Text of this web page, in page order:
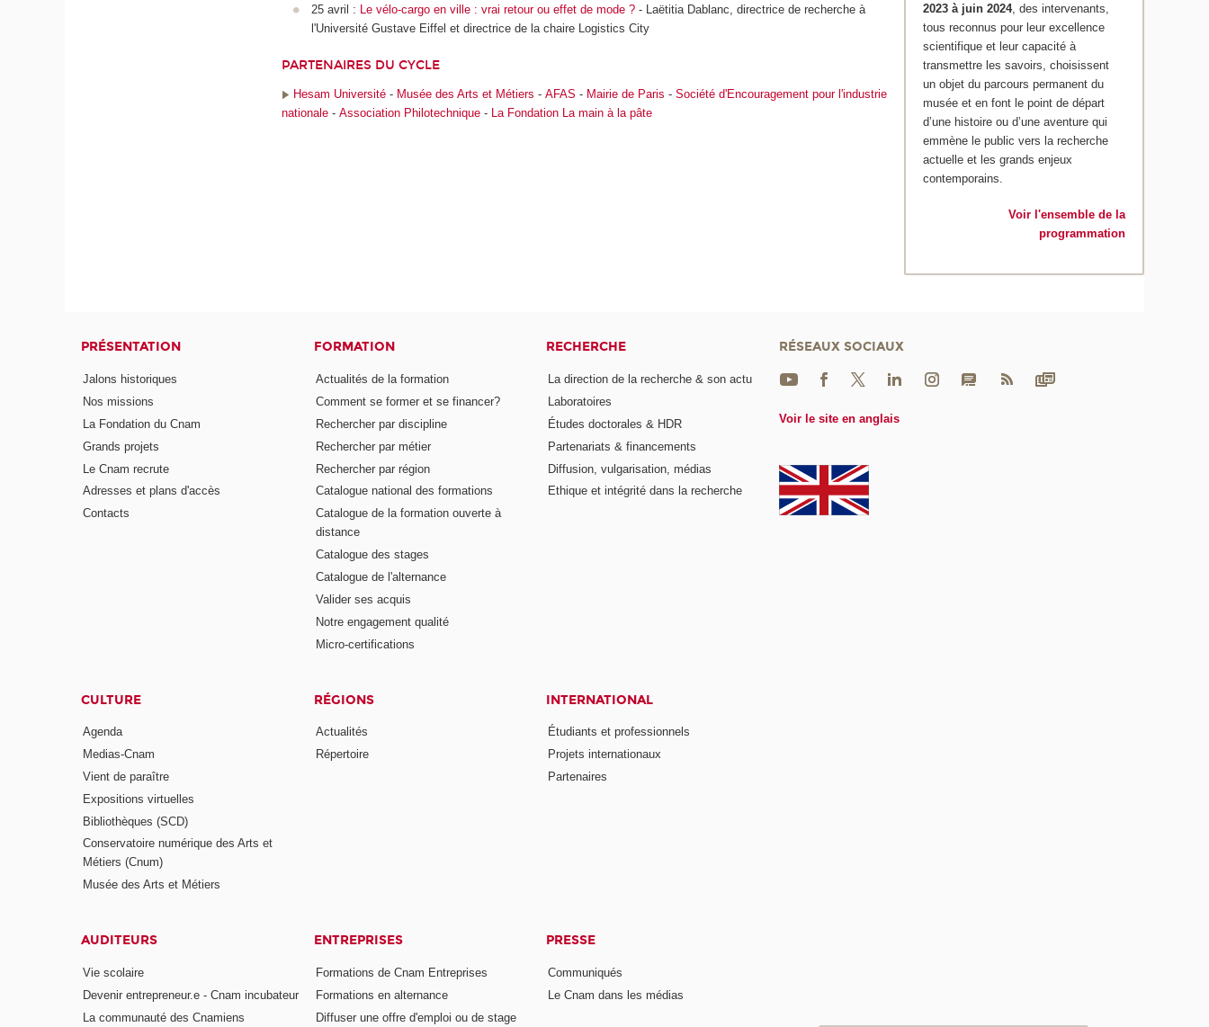
25 avril : Le vélo-cargo en ville : vrai retour ou effet de mode ?- Laëtitia Dablanc, directrice de recherche à
l'Université Gustave Eiffel et directrice de la chaire Logistics City
PARTENAIRES DU CYCLE
Hesam Université - Musée des Arts et Métiers -AFAS - Mairie de Paris -Société d'Encouragement pour l'industrie
nationale -Association Philotechnique - La Fondation La main à la pâte
2023 à juin 2024, des intervenants,
tous reconnus pour leur excellence
scientifique et leur capacité à
transmettre les savoirs, choisissent
un objet du parcours permanent du
musée et en font le point de départ
d’une histoire ou d’une aventure qui
emmène le public vers la recherche
actuelle et les grands enjeux
contemporains.
Voir l'ensemble de la
programmation
PRÉSENTATION
Jalons historiques
Nos missions
La Fondation du Cnam
Grands projets
Le Cnam recrute
Adresses et plans d'accès
Contacts
FORMATION
Actualités de la formation
Comment se former et se financer?
Rechercher par discipline
Rechercher par métier
Rechercher par région
Catalogue national des formations
Catalogue de la formation ouverte à
distance
Catalogue des stages
Catalogue de l'alternance
Valider ses acquis
Notre engagement qualité
Micro-certifications
RECHERCHE
La direction de la recherche & son actu
Laboratoires
Études doctorales & HDR
Partenariats & financements
Diffusion, vulgarisation, médias
Ethique et intégrité dans la recherche
CULTURE
Agenda
Medias-Cnam
Vient de paraître
Expositions virtuelles
Bibliothèques (SCD)
Conservatoire numérique des Arts et
Métiers (Cnum)
Musée des Arts et Métiers
RÉGIONS
Actualités
Répertoire
INTERNATIONAL
Étudiants et professionnels
Projets internationaux
Partenaires
AUDITEURS
Vie scolaire
Devenir entrepreneur.e - Cnam incubateur
La communauté des Cnamiens
ENTREPRISES
Formations de Cnam Entreprises
Formations en alternance
Diffuser une offre d'emploi ou de stage
PRESSE
Communiqués
Le Cnam dans les médias
RÉSEAUX SOCIAUX
Voir le site en anglais